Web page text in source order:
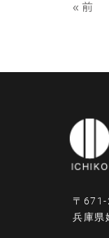
« 前
〒
兵庫県